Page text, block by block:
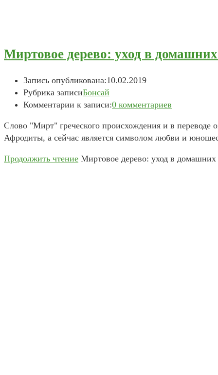
Миртовое дерево: уход в
Запись опубликована:10.02.2019
Рубрика записиБонсай
Комментарии к записи:0 комментариев
Слово "Мирт" греческого происхождения и в
Афродиты, а сейчас является символом любви и
Продолжить чтение Миртовое дерево: уход в домашних